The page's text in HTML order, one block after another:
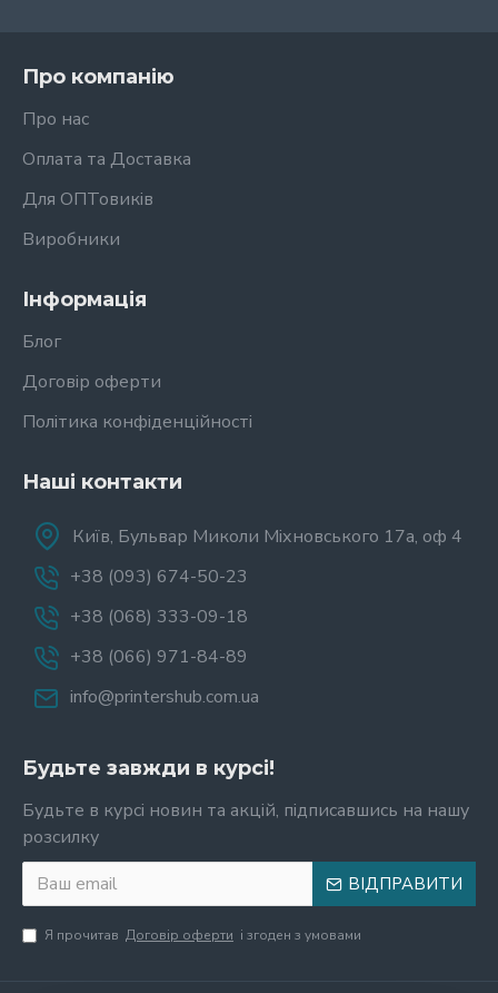
Про компанію
Про нас
Оплата та Доставка
Для ОПТовиків
Виробники
Інформація
Блог
Договір оферти
Політика конфіденційності
Наші контакти
Київ, Бульвар Миколи Міхновського 17а, оф 4
+38 (093) 674-50-23
+38 (068) 333-09-18
+38 (066) 971-84-89
info@printershub.com.ua
Будьте завжди в курсі!
Будьте в курсі новин та акцій, підписавшись на нашу
розсилку
ВІДПРАВИТИ
Я прочитав Договір оферти і згоден з умовами